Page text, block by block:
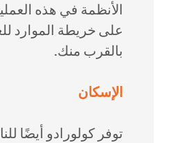
الأنظمة في هذه
على خريطة الموارد
بالقرب منك.
الإسكان
توفر كولورادو أيضًا